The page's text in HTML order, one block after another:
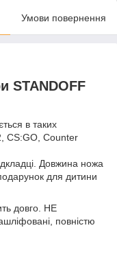
Умови повернення
STANDOFF
в таких
CS:GO, Counter
Довжина ножа
для дитини
довго. НЕ
повністю